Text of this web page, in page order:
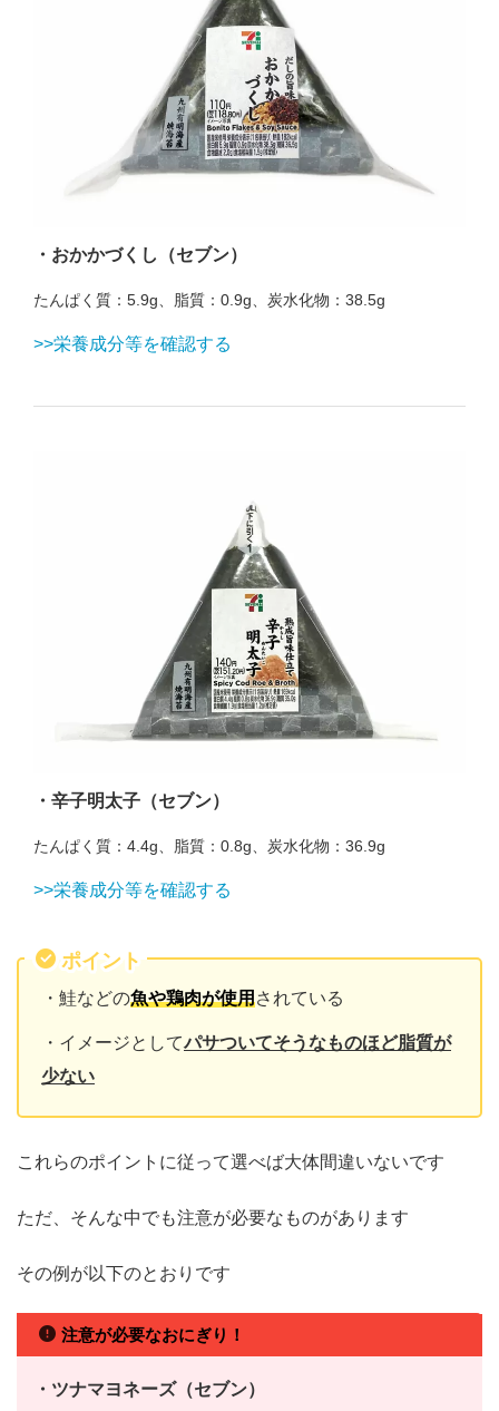
・おかかづくし（セブン）
たんぱく質：5.9g、脂質：0.9g、炭水化物：38.5g
>>栄養成分等を確認する
・辛子明太子（セブン）
たんぱく質：4.4g、脂質：0.8g、炭水化物：36.9g
>>栄養成分等を確認する
ポイント
・鮭などの魚や鶏肉が使用されている
・イメージとしてパサついてそうなものほど脂質が
少ない
これらのポイントに従って選べば大体間違いないです
ただ、そんな中でも注意が必要なものがあります
その例が以下のとおりです
注意が必要なおにぎり！
・ツナマヨネーズ（セブン）